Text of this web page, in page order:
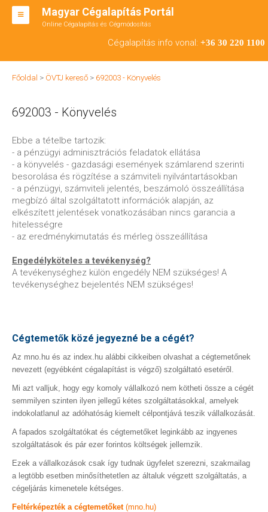
Magyar Cégalapítás Portál
Online Cégalapítás és Cégmódosítás
Cégalapítás info vonal: +36 30 220 1100
BT ALAPÍTÁS
CÉGMÓDOSÍTÁS
ÁTALAKULÁS
TEÁOR SZÁMOK '08
ENGEDÉLYKÖTELES
KAPCSOLAT
IRODÁK
Főoldal > ÖVTJ kereső > 692003 - Könyvelés
692003 - Könyvelés
Ebbe a tételbe tartozik:
- a pénzügyi adminisztrációs feladatok ellátása
- a könyvelés - gazdasági események számlarend szerinti
besorolása és rögzítése a számviteli nyilvántartásokban
- a pénzügyi, számviteli jelentés, beszámoló összeállítása
megbízó által szolgáltatott információk alapján, az
elkészített jelentések vonatkozásában nincs garancia a
hitelességre
- az eredménykimutatás és mérleg összeállítása
Engedélyköteles a tevékenység?
A tevékenységhez külön engedély NEM szükséges! A
tevékenységhez bejelentés NEM szükséges!
Cégtemetők közé jegyezné be a cégét?
Az mno.hu és az index.hu alábbi cikkeiben olvashat a cégtemetőnek
nevezett (egyébként cégalapítást is végző) szolgáltató esetéről.
Mi azt valljuk, hogy egy komoly vállalkozó nem kötheti össze a cégét
semmilyen szinten ilyen jellegű kétes szolgáltatásokkal, amelyek
indokolatlanul az adóhatóság kiemelt célpontjává teszik vállalkozását.
A fapados szolgáltatókat és cégtemetőket leginkább az ingyenes
szolgáltatások és pár ezer forintos költségek jellemzik.
Ezek a vállalkozások csak így tudnak ügyfelet szerezni, szakmailag
a legtöbb esetben minősíthetetlen az általuk végzett szolgáltatás, a
cégeljárás kimenetele kétséges.
Feltérképezték a cégtemetőket (mno.hu)